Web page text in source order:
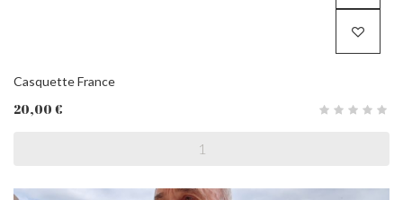
Casquette France
20,00 €